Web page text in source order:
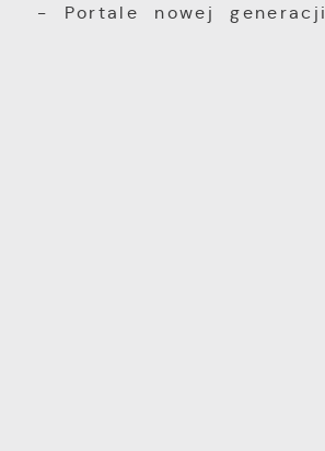
- Portale nowej generacji